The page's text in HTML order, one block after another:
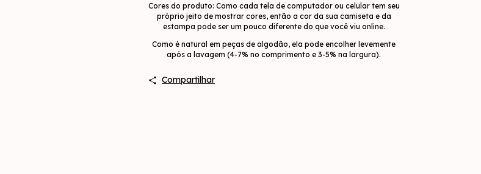
Cores do produto: Como cada tela de computador ou celular tem seu
próprio jeito de mostrar cores, então a cor da sua camiseta e da
estampa pode ser um pouco diferente do que você viu online.
Como é natural em peças de algodão, ela pode encolher levemente
após a lavagem (4-7% no comprimento e 3-5% na largura).
Compartilhar